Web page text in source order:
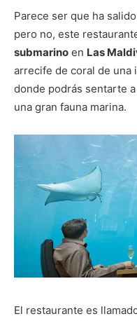
Parece ser que ha
pero no, este
submarino en Las
arrecife de coral de una
donde podrás sentarte
una gran fauna marina.
El restaurante es